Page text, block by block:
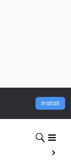
Install